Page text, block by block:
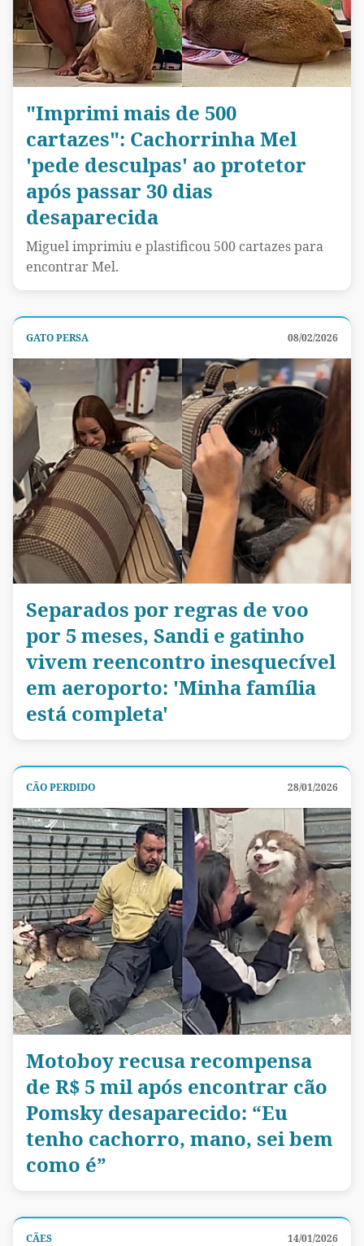
"Imprimi mais de 500
cartazes": Cachorrinha Mel
'pede desculpas' ao protetor
após passar 30 dias
desaparecida
Miguel imprimiu e plastificou 500 cartazes para
encontrar Mel.
GATO PERSA 08/02/2026
Separados por regras de voo
por 5 meses, Sandi e gatinho
vivem reencontro inesquecível
em aeroporto: 'Minha família
está completa'
CÃO PERDIDO 28/01/2026
Motoboy recusa recompensa
de R$ 5 mil após encontrar cão
Pomsky desaparecido: “Eu
tenho cachorro, mano, sei bem
como é”
CÃES 14/01/2026